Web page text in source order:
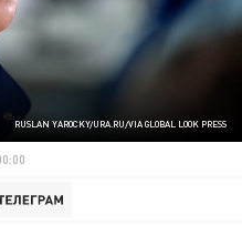
RUSLAN YAROCKY/URA.RU/VIA GLOBAL LOOK PRESS